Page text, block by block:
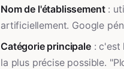
Nom de l'établissement:
artificiellement. Google
Catégorie principale: c'est
la plus précise possible.